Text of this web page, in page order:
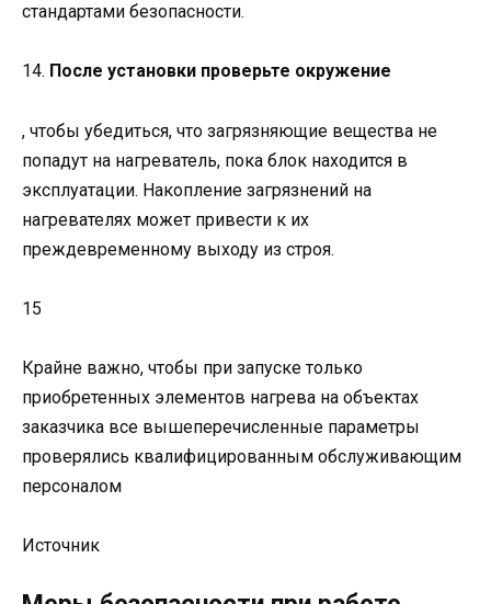
стандартами безопасности.
14. После установки проверьте окружение
, чтобы убедиться, что загрязняющие вещества не
попадут на нагреватель, пока блок находится в
эксплуатации. Накопление загрязнений на
нагревателях может привести к их
преждевременному выходу из строя.
15
Крайне важно, чтобы при запуске только
приобретенных элементов нагрева на объектах
заказчика все вышеперечисленные параметры
проверялись квалифицированным обслуживающим
персоналом
Источник